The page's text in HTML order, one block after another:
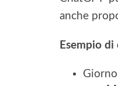
anche
Esempio